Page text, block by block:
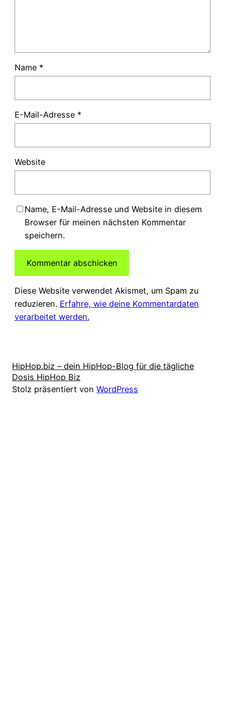
Name *
E-Mail-Adresse *
Website
Name, E-Mail-Adresse und Website in diesem
Browser für meinen nächsten Kommentar
speichern.
Diese Website verwendet Akismet, um Spam zu
reduzieren. Erfahre, wie deine Kommentardaten
verarbeitet werden.
HipHop.biz – dein HipHop-Blog für die tägliche
Dosis HipHop Biz
Stolz präsentiert von WordPress